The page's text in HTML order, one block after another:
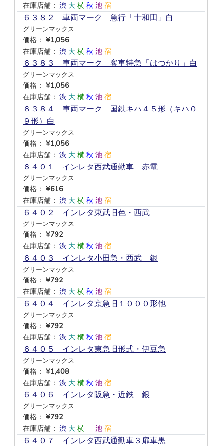
在庫店舗： 渋 大 横 秋 池 宿
６３８２ 車両マーク 急行「十和田」白
グリーンマックス
価格： ¥1,056
在庫店舗： 渋 大 横 秋 池 宿
６３８３ 車両マーク 客車特急「はつかり」白
グリーンマックス
価格： ¥1,056
在庫店舗： 渋 大 横 秋 池 宿
６３８４ 車両マーク 国鉄キハ４５形（キハ０
９形）白
グリーンマックス
価格： ¥1,056
在庫店舗： 渋 大 横 秋 池 宿
６４０１ インレタ西武通勤車 赤電
グリーンマックス
価格： ¥616
在庫店舗： 渋 大 横 秋 池 宿
６４０２ インレタ東武旧色・西武
グリーンマックス
価格： ¥792
在庫店舗： 渋 大 横 秋 池 宿
６４０３ インレタ小田急・西武 銀
グリーンマックス
価格： ¥792
在庫店舗： 渋 大 横 秋 池 宿
６４０４ インレタ京急旧１０００形他
グリーンマックス
価格： ¥792
在庫店舗： 渋 大 横 秋 池 宿
６４０５ インレタ東急旧形式・伊豆急
グリーンマックス
価格： ¥1,408
在庫店舗： 渋 大 横 秋 池 宿
６４０６ インレタ阪急・近鉄 銀
グリーンマックス
価格： ¥792
在庫店舗： 渋 大 横 池 宿
６４０７ インレタ西武通勤車３扉車黒